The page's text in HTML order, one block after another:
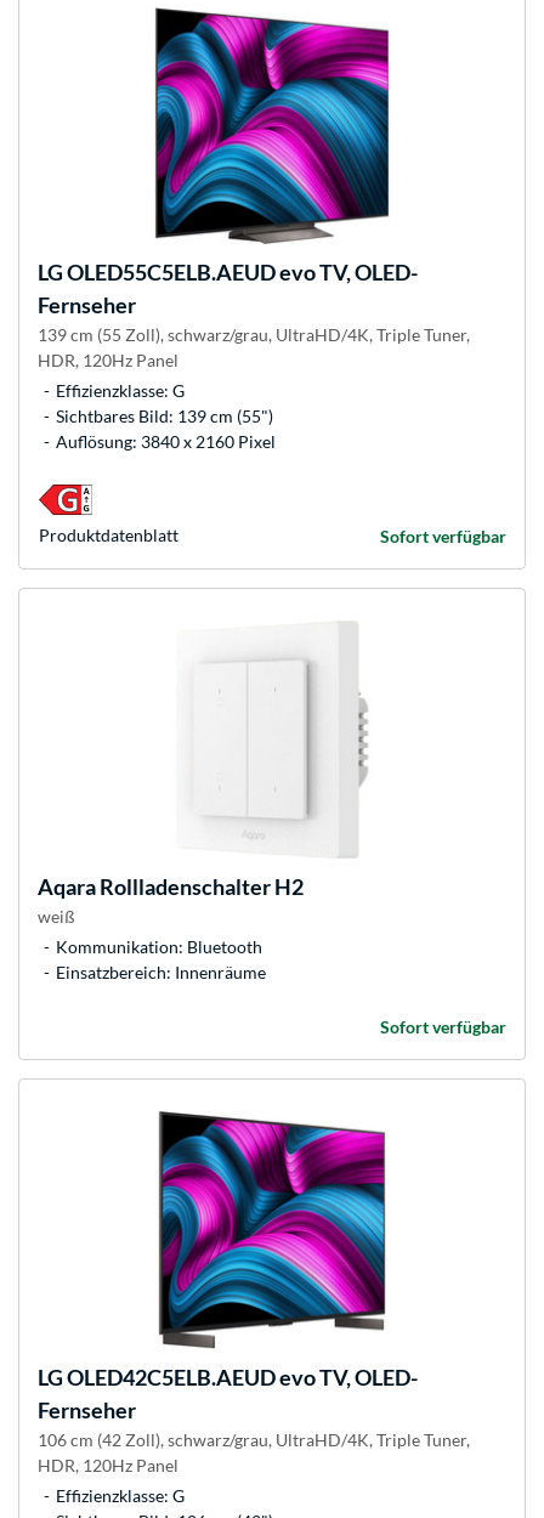
LGOLED55C5ELB.AEUD evo TV, OLED-
Fernseher
139 cm (55 Zoll), schwarz/grau, UltraHD/4K, Triple Tuner,
HDR, 120Hz Panel
Effizienzklasse: G
Sichtbares Bild: 139 cm (55")
Auflösung: 3840 x 2160 Pixel
Sofort verfügbar
Produkt­datenblatt
AqaraRollladenschalter H2
weiß
Kommunikation: Bluetooth
Einsatzbereich: Innenräume
Sofort verfügbar
LGOLED42C5ELB.AEUD evo TV, OLED-
Fernseher
106 cm (42 Zoll), schwarz/grau, UltraHD/4K, Triple Tuner,
HDR, 120Hz Panel
Effizienzklasse: G